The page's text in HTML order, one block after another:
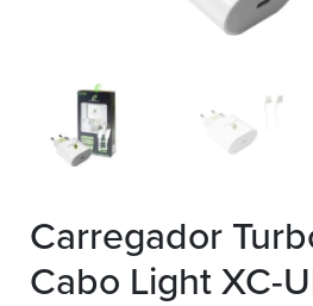
Carregador
Cabo Light XC-